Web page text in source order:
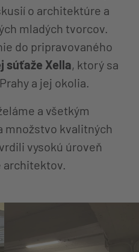
o architektúre a
mladých tvorcov.
do pripravovaného
súťaže Xella, ktorý sa
a jej okolia.
a všetkým
množstvo kvalitných
vysokú úroveň